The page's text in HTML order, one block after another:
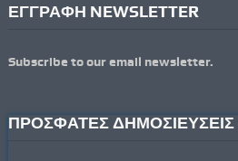
ΕΓΓΡΑΦΗ NEWSLETTER
Subscribe to our email newsletter.
ΠΡΟΣΦΑΤΕΣ ΔΗΜΟΣΙΕΥΣΕΙΣ